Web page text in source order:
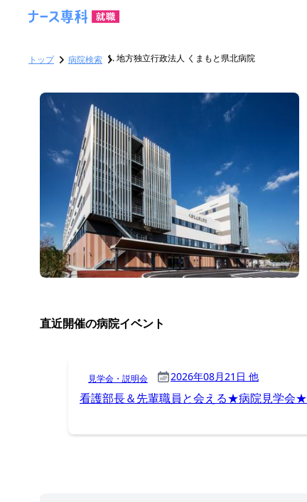
トップ 病院検索 地方独立行政法人 くまもと県北病院
直近開催の病院イベント
見学会・説明会 2026年08月21日 他
看護部長＆先輩職員と会える★病院見学会★